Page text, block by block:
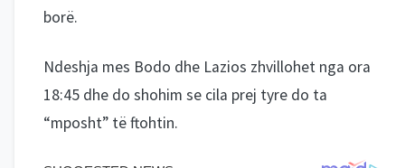
borë.
Ndeshja mes Bodo dhe Lazios zhvillohet nga ora
18:45 dhe do shohim se cila prej tyre do ta
“mposht” të ftohtin.